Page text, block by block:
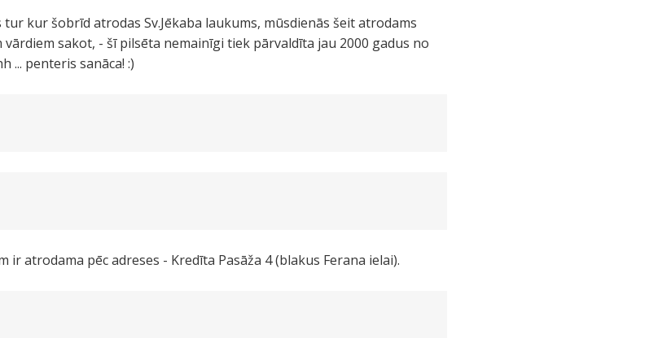
kur šobrīd atrodas Sv.Jēkaba laukums, mūsdienās šeit atrodams
sakot, - šī pilsēta nemainīgi tiek pārvaldīta jau 2000 gadus no
... penteris sanāca! :)
atrodama pēc adreses - Kredīta Pasāža 4 (blakus Ferana ielai).